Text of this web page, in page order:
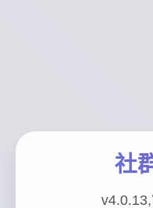
社